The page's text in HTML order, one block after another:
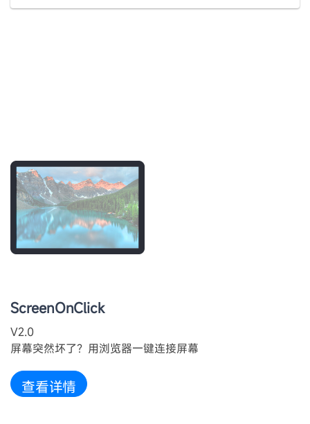
ScreenOnClick
V2.0
屏幕突然坏了？用浏览器一键连接屏幕
查看详情